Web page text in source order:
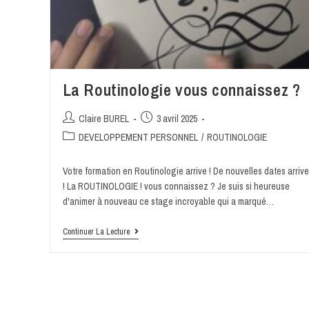
La Routinologie vous connaissez ?
Claire BUREL
3 avril 2025
DEVELOPPEMENT PERSONNEL / ROUTINOLOGIE
Votre formation en Routinologie arrive ! De nouvelles dates
! La ROUTINOLOGIE ! vous connaissez ? Je suis si heureuse
d'animer à nouveau ce stage incroyable qui a marqué…
Continuer La Lecture